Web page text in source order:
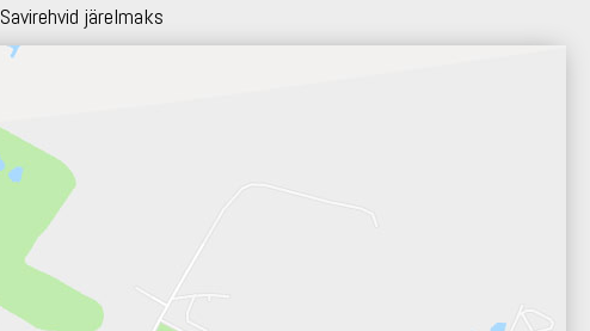
Savirehvid järelmaks